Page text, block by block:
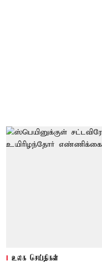
உலக செய்திகள்